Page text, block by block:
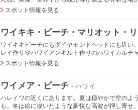
スポット情報を見る
ワイキキ・ビーチ・マリオット・
ワイキキビーチにもダイヤモンドヘッドにも近い
レイ作りやハワイアンキルト作りのハワイカルチ
スポット情報を見る
ワイメア・ビーチ - ハワイ
ハレイワの近くにあります。夏は穏やかで空のよ
も。冬は絵に描いたような豪快な高波が押し寄せ